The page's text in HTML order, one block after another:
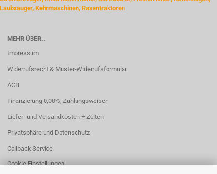
Laubsauger, Kehrmaschinen, Rasentraktoren
MEHR ÜBER...
Impressum
Widerrufsrecht & Muster-Widerrufsformular
AGB
Finanzierung 0,00%, Zahlungsweisen
Liefer- und Versandkosten + Zeiten
Privatsphäre und Datenschutz
Callback Service
Cookie Einstellungen